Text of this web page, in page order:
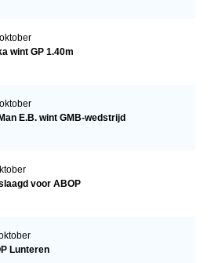
wint GP 1.40m
E.B. wint GMB-wedstrijd
voor ABOP
Lunteren